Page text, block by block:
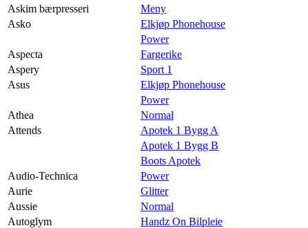
Askim bærpresseri
Meny
Asko
Elkjøp Phonehouse
Power
Aspecta
Fargerike
Aspery
Sport 1
Asus
Elkjøp Phonehouse
Power
Athea
Normal
Attends
Apotek 1 Bygg A
Apotek 1 Bygg B
Boots Apotek
Audio-Technica
Power
Aurie
Glitter
Aussie
Normal
Autoglym
Handz On Bilpleie